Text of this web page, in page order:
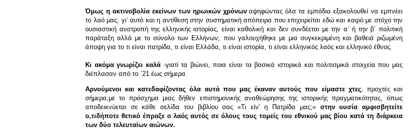
Όμως η ακτινοβολία εκείνων των ηρωικών χρόνωναψηφώντας όλα τα εμπόδια εξακολουθεί να εμπνέει
το λαό μας, γιʼ αυτό και η αντίθεση στην συστηματική απόπειρα που επιχειρείται εδώ και καιρό με στόχο την
ουσιαστική ανατροπή της ελληνικής ιστορίας, είναι καθολική και δεν συνδέεται με την α΄ ή την β΄ πολιτική
παράταξη αλλά με το σύνολο των Ελλήνων, που γαλουχήθηκε με μια συγκεκριμένη και βαθειά ριζωμένη
άποψη για το τι είναι πατρίδα, τι είναι Ελλάδα, τι είναι ιστορία, τι είναι ελληνικός λαός και ελληνικό έθνος.
Κι ακόμα γνωρίζει καλά -γιατί τα βιώνει, ποια είναι τα βασικά ιστορικά και πολιτισμικά στοιχεία που μας
διέπλασαν από το ΄21 έως σήμερα.
Αρνούμενοι και κατεδαφίζοντας όλα αυτά που μας έκαναν αυτούς που είμαστε χτες , προχτές και
σήμερα,με το πρόσχημα μιας δήθεν επιστημονικής αναθεώρησης της ιστορικής πραγματικότητας, όπως
αποδεικνύεται σε κάθε σελίδα του βιβλίου σας «Τι είν’ η Πατρίδα μας;»στην ουσία αμφισβητείτε
ο,τιδήποτε θετικό έπραξε ο λαός αυτός σε όλους τους τομείς του εθνικού μας βίου κατά τη διάρκεια
των δύο τελευταίων αιώνων.